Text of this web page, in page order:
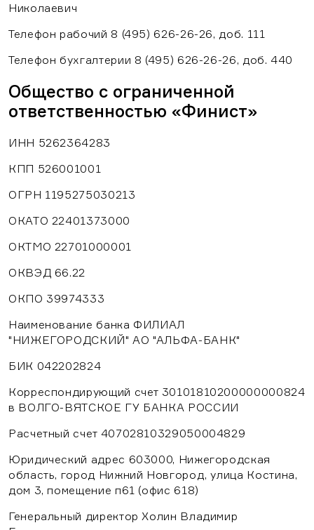
Николаевич
Телефон рабочий 8 (495) 626-26-26, доб. 111
Телефон бухгалтерии 8 (495) 626-26-26, доб. 440
Общество с ограниченной
ответственностью «Финист»
ИНН 5262364283
КПП 526001001
ОГРН 1195275030213
ОКАТО 22401373000
ОКТМО 22701000001
ОКВЭД 66.22
ОКПО 39974333
Наименование банка ФИЛИАЛ
"НИЖЕГОРОДСКИЙ" АО "АЛЬФА-БАНК"
БИК 042202824
Корреспондирующий счет 30101810200000000824
в ВОЛГО-ВЯТСКОЕ ГУ БАНКА РОССИИ
Расчетный счет 40702810329050004829
Юридический адрес 603000, Нижегородская
область, город Нижний Новгород, улица Костина,
дом 3, помещение п61 (офис 618)
Генеральный директор Холин Владимир